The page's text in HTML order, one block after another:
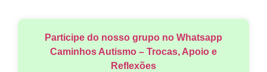
Participe do nosso grupo no Whatsapp
Caminhos Autismo – Trocas, Apoio e
Reflexões